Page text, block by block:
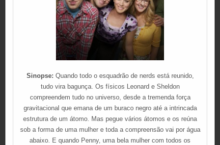
Sinopse: Quando todo o esquadrão de nerds está reunido,
tudo vira bagunça. Os físicos Leonard e Sheldon
compreendem tudo no universo, desde a tremenda força
gravitacional que emana de um buraco negro até a intrincada
estrutura de um átomo. Mas pegue vários átomos e os reúna
sob a forma de uma mulher e toda a compreensão vai por água
abaixo. E quando Penny, uma bela mulher com todos os